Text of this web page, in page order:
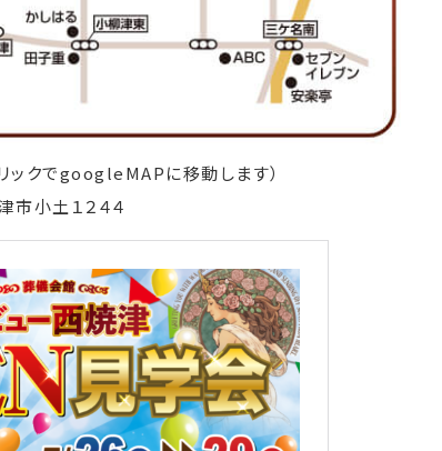
ックでgoogleMAPに移動します）
小土１２４４